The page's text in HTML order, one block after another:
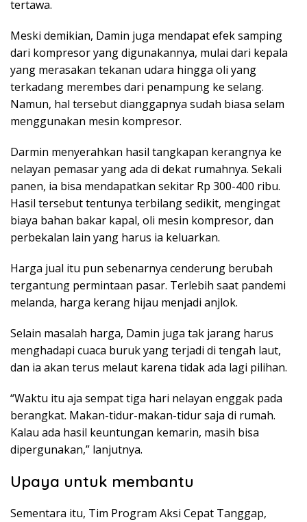
tertawa.
Meski demikian, Damin juga mendapat efek samping
dari kompresor yang digunakannya, mulai dari kepala
yang merasakan tekanan udara hingga oli yang
terkadang merembes dari penampung ke selang.
Namun, hal tersebut dianggapnya sudah biasa selam
menggunakan mesin kompresor.
Darmin menyerahkan hasil tangkapan kerangnya ke
nelayan pemasar yang ada di dekat rumahnya. Sekali
panen, ia bisa mendapatkan sekitar Rp 300-400 ribu.
Hasil tersebut tentunya terbilang sedikit, mengingat
biaya bahan bakar kapal, oli mesin kompresor, dan
perbekalan lain yang harus ia keluarkan.
Harga jual itu pun sebenarnya cenderung berubah
tergantung permintaan pasar. Terlebih saat pandemi
melanda, harga kerang hijau menjadi anjlok.
Selain masalah harga, Damin juga tak jarang harus
menghadapi cuaca buruk yang terjadi di tengah laut,
dan ia akan terus melaut karena tidak ada lagi pilihan.
“Waktu itu aja sempat tiga hari nelayan enggak pada
berangkat. Makan-tidur-makan-tidur saja di rumah.
Kalau ada hasil keuntungan kemarin, masih bisa
dipergunakan,” lanjutnya.
Upaya untuk membantu
Sementara itu, Tim Program Aksi Cepat Tanggap,